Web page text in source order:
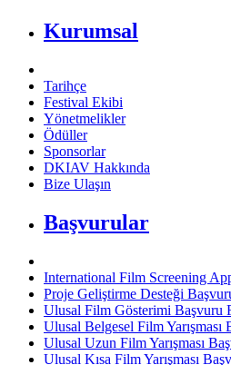
Kurumsal
Tarihçe
Festival Ekibi
Yönetmelikler
Ödüller
Sponsorlar
DKIAV Hakkında
Bize Ulaşın
Başvurular
International Film Screening
Proje Geliştirme Desteği
Ulusal Film Gösterimi Başvuru
Ulusal Belgesel Film Yarışması
Ulusal Uzun Film Yarışması
Ulusal Kısa Film Yarışması